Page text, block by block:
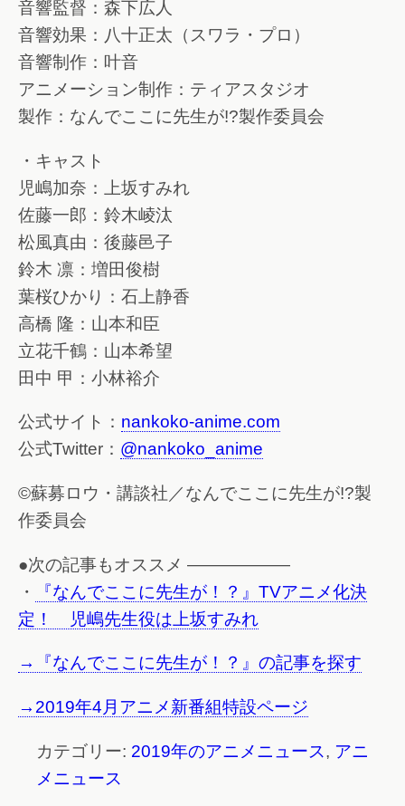
音響監督：森下広人
音響効果：八十正太（スワラ・プロ）
音響制作：叶音
アニメーション制作：ティアスタジオ
製作：なんでここに先生が!?製作委員会
・キャスト
児嶋加奈：上坂すみれ
佐藤一郎：鈴木崚汰
松風真由：後藤邑子
鈴木 凛：増田俊樹
葉桜ひかり：石上静香
高橋 隆：山本和臣
立花千鶴：山本希望
田中 甲：小林裕介
公式サイト： nankoko-anime.com
公式Twitter： @nankoko_anime
©蘇募ロウ・講談社／なんでここに先生が!?製
作委員会
●次の記事もオススメ ——————
・
『なんでここに先生が！？』TVアニメ化決
定！ 児嶋先生役は上坂すみれ
→『なんでここに先生が！？』の記事を探す
→2019年4月アニメ新番組特設ページ
カテゴリー: 2019年のアニメニュース, アニ
メニュース